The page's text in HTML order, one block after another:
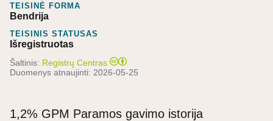
TEISINĖ FORMA
Bendrija
TEISINIS STATUSAS
Išregistruotas
Šaltinis: Registrų Centras
Duomenys atnaujinti: 2026-05-25
1,2% GPM Paramos gavimo istorija